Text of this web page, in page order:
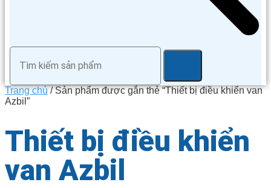
Trang chủ/ Sản phẩm được gắn thẻ “Thiết bị điều khiển van
Azbil”
Thiết bị điều khiển
van Azbil